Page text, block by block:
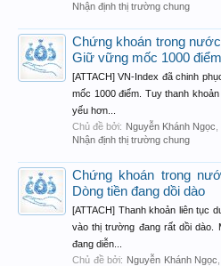
Nhận định thị trường chung
Chứng khoán trong
Giữ vững mốc 1000 điểm
[ATTACH] VN-Index đã chinh
mốc 1000 điểm. Tuy thanh
yếu hơn...
Chủ đề bởi: Nguyễn Khánh Ngọc
Nhận định thị trường chung
Chứng khoán trong
Dòng tiền đang dồi dào
[ATTACH] Thanh khoản liên tục
vào thị trường đang rất dồi dào.
đang diễn...
Chủ đề bởi: Nguyễn Khánh Ngọc